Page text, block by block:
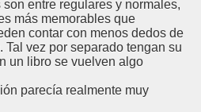
entre regulares y normales,
más memorables que
contar con menos dedos de
Tal vez por separado tengan su
un libro se vuelven algo
parecía realmente muy